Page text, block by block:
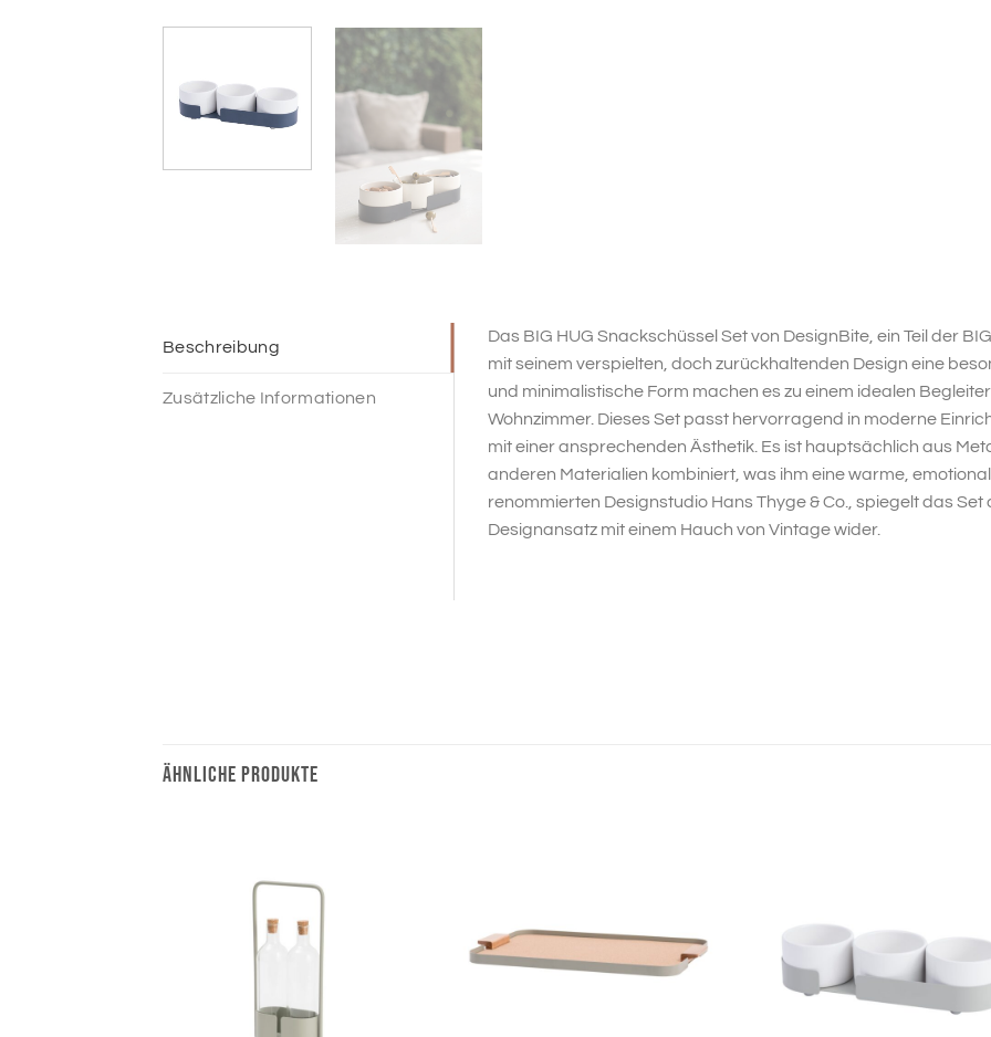
Beschreibung
Zusätzliche Informationen
Das BIG HUG Snackschüssel Set von DesignBite, ein Teil der
mit seinem verspielten, doch zurückhaltenden Design eine
und minimalistische Form machen es zu einem idealen
Wohnzimmer. Dieses Set passt hervorragend in moderne
mit einer ansprechenden Ästhetik. Es ist hauptsächlich aus
anderen Materialien kombiniert, was ihm eine warme,
renommierten Designstudio Hans Thyge & Co., spiegelt das
Designansatz mit einem Hauch von Vintage wider.
ÄHNLICHE PRODUKTE